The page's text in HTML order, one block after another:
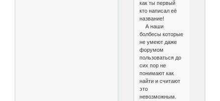
как ты первый
кто написал её
название!
А наши
болбесы которые
не умеют даже
форумом
пользоваться до
сих пор не
понимают как
найти и считают
это
невозможным.